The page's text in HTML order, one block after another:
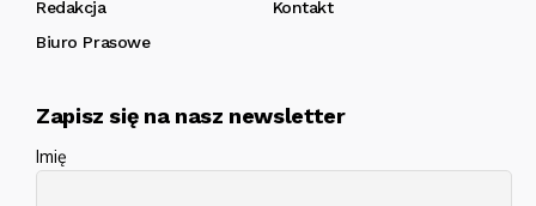
Redakcja
Kontakt
Biuro Prasowe
Zapisz się na nasz newsletter
Imię